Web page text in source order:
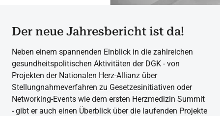
Der neue Jahresbericht ist da!
Neben einem spannenden Einblick in die zahlreichen
gesundheitspolitischen Aktivitäten der DGK - von
Projekten der Nationalen Herz-Allianz über
Stellungnahmeverfahren zu Gesetzesinitiativen oder
Networking-Events wie dem ersten Herzmedizin Summit
- gibt er auch einen Überblick über die laufenden Projekte